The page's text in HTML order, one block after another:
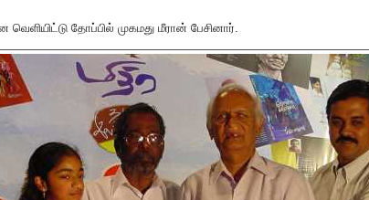
வெளியிட்டு தோப்பில் முகமது மீரான் பேசினார்.